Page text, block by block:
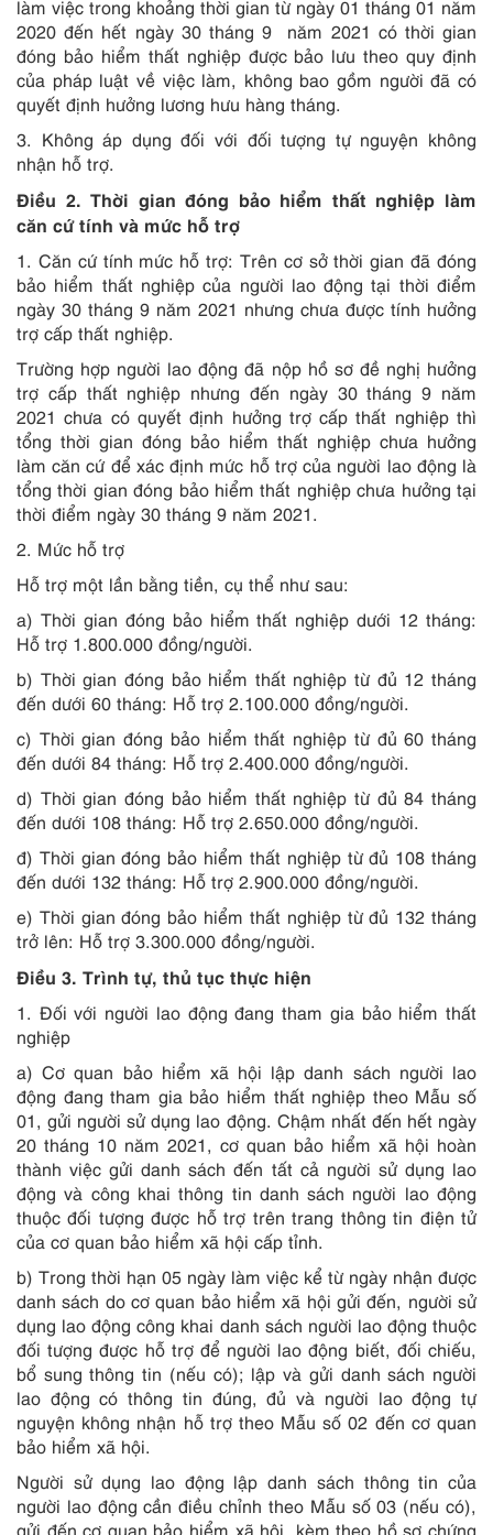
làm việc trong khoảng thời gian từ ngày 01 tháng 01 năm
2020 đến hết ngày 30 tháng 9 năm 2021 có thời gian
đóng bảo hiểm thất nghiệp được bảo lưu theo quy định
của pháp luật về việc làm, không bao gồm người đã có
quyết định hưởng lương hưu hàng tháng.
3. Không áp dụng đối với đối tượng tự nguyện không
nhận hỗ trợ.
Điều 2. Thời gian đóng bảo hiểm thất nghiệp làm
căn cứ tính và mức hỗ trợ
1. Căn cứ tính mức hỗ trợ: Trên cơ sở thời gian đã đóng
bảo hiểm thất nghiệp của người lao động tại thời điểm
ngày 30 tháng 9 năm 2021 nhưng chưa được tính hưởng
trợ cấp thất nghiệp.
Trường hợp người lao động đã nộp hồ sơ đề nghị hưởng
trợ cấp thất nghiệp nhưng đến ngày 30 tháng 9 năm
2021 chưa có quyết định hưởng trợ cấp thất nghiệp thì
tổng thời gian đóng bảo hiểm thất nghiệp chưa hưởng
làm căn cứ để xác định mức hỗ trợ của người lao động là
tổng thời gian đóng bảo hiểm thất nghiệp chưa hưởng tại
thời điểm ngày 30 tháng 9 năm 2021.
2. Mức hỗ trợ
Hỗ trợ một lần bằng tiền, cụ thể như sau:
a) Thời gian đóng bảo hiểm thất nghiệp dưới 12 tháng:
Hỗ trợ 1.800.000 đồng/người.
b) Thời gian đóng bảo hiểm thất nghiệp từ đủ 12 tháng
đến dưới 60 tháng: Hỗ trợ 2.100.000 đồng/người.
c) Thời gian đóng bảo hiểm thất nghiệp từ đủ 60 tháng
đến dưới 84 tháng: Hỗ trợ 2.400.000 đồng/người.
d) Thời gian đóng bảo hiểm thất nghiệp từ đủ 84 tháng
đến dưới 108 tháng: Hỗ trợ 2.650.000 đồng/người.
đ) Thời gian đóng bảo hiểm thất nghiệp từ đủ 108 tháng
đến dưới 132 tháng: Hỗ trợ 2.900.000 đồng/người.
e) Thời gian đóng bảo hiểm thất nghiệp từ đủ 132 tháng
trở lên: Hỗ trợ 3.300.000 đồng/người.
Điều 3. Trình tự, thủ tục thực hiện
1. Đối với người lao động đang tham gia bảo hiểm thất
nghiệp
a) Cơ quan bảo hiểm xã hội lập danh sách người lao
động đang tham gia bảo hiểm thất nghiệp theo Mẫu số
01, gửi người sử dụng lao động. Chậm nhất đến hết ngày
20 tháng 10 năm 2021, cơ quan bảo hiểm xã hội hoàn
thành việc gửi danh sách đến tất cả người sử dụng lao
động và công khai thông tin danh sách người lao động
thuộc đối tượng được hỗ trợ trên trang thông tin điện tử
của cơ quan bảo hiểm xã hội cấp tỉnh.
b) Trong thời hạn 05 ngày làm việc kể từ ngày nhận được
danh sách do cơ quan bảo hiểm xã hội gửi đến, người sử
dụng lao động công khai danh sách người lao động thuộc
đối tượng được hỗ trợ để người lao động biết, đối chiếu,
bổ sung thông tin (nếu có); lập và gửi danh sách người
lao động có thông tin đúng, đủ và người lao động tự
nguyện không nhận hỗ trợ theo Mẫu số 02 đến cơ quan
bảo hiểm xã hội.
Người sử dụng lao động lập danh sách thông tin của
người lao động cần điều chỉnh theo Mẫu số 03 (nếu có),
gửi đến cơ quan bảo hiểm xã hội, kèm theo hồ sơ chứng